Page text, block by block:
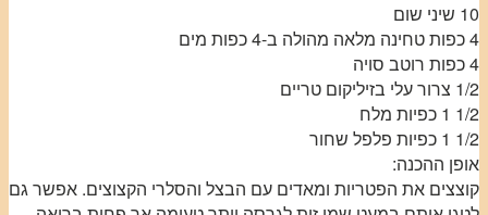
10 שיני שום
4 כפות טחינה מלאה מהולה ב-4 כפות מים
4 כפות רוטב סויה
1/2 צרור עלי בזיליקום טריים
1/2 1 כפיות מלח
1/2 1 כפיות פלפל שחור
אופן ההכנה:
קוצצים את הפטריות ומאדים עם הבצל והסלרי הקצוצים. אפשר גם